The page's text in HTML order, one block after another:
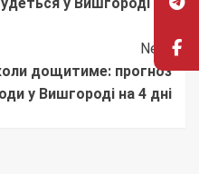
Next
дощитиме: прогноз
у Вишгороді на 4 дні